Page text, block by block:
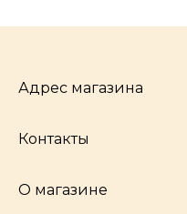
Адрес магазина
Челябинск,
Контакты
О магазине